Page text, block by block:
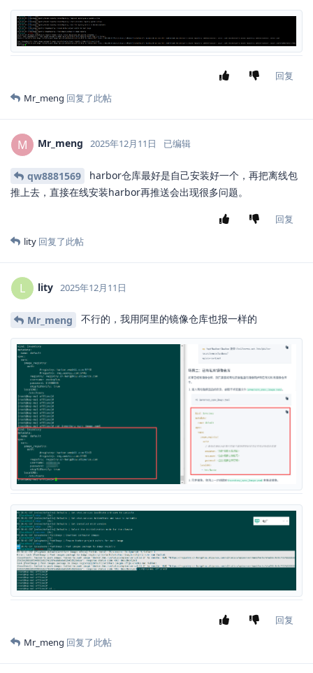
回复
Mr_meng 回复了此帖
M Mr_meng 2025年12月11日 已编辑
qw8881569
harbor仓库最好是自己安装好一个，再把离线包
推上去，直接在线安装harbor再推送会出现很多问题。
回复
lity 回复了此帖
L lity 2025年12月11日
Mr_meng 不行的，我用阿里的镜像仓库也报一样的
回复
Mr_meng 回复了此帖